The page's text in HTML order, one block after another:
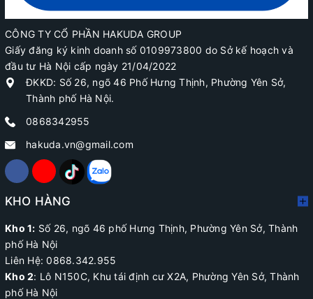
CÔNG TY CỔ PHẦN HAKUDA GROUP
Giấy đăng ký kinh doanh số 0109973800 do Sở kế hoạch và
đầu tư Hà Nội cấp ngày 21/04/2022
ĐKKD: Số 26, ngõ 46 Phố Hưng Thịnh, Phường Yên Sở,
Thành phố Hà Nội.
0868342955
hakuda.vn@gmail.com
KHO HÀNG
Kho 1: Số 26, ngõ 46 phố Hưng Thịnh, Phường Yên Sở, Thành
phố Hà Nội
Liên Hệ: 0868.342.955
Kho 2: Lô N150C, Khu tái định cư X2A, Phường Yên Sở, Thành
phố Hà Nội